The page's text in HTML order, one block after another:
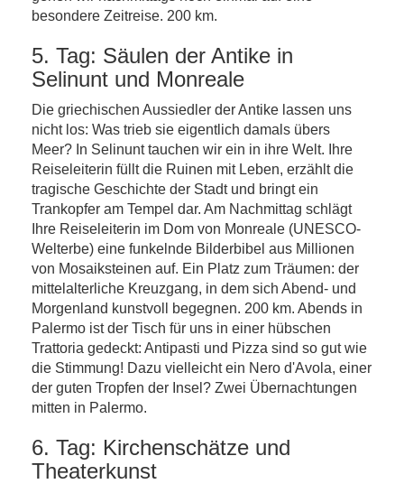
besondere Zeitreise. 200 km.
5. Tag: Säulen der Antike in
Selinunt und Monreale
Die griechischen Aussiedler der Antike lassen uns
nicht los: Was trieb sie eigentlich damals übers
Meer? In Selinunt tauchen wir ein in ihre Welt. Ihre
Reiseleiterin füllt die Ruinen mit Leben, erzählt die
tragische Geschichte der Stadt und bringt ein
Trankopfer am Tempel dar. Am Nachmittag schlägt
Ihre Reiseleiterin im Dom von Monreale (UNESCO-
Welterbe) eine funkelnde Bilderbibel aus Millionen
von Mosaiksteinen auf. Ein Platz zum Träumen: der
mittelalterliche Kreuzgang, in dem sich Abend- und
Morgenland kunstvoll begegnen. 200 km. Abends in
Palermo ist der Tisch für uns in einer hübschen
Trattoria gedeckt: Antipasti und Pizza sind so gut wie
die Stimmung! Dazu vielleicht ein Nero d'Avola, einer
der guten Tropfen der Insel? Zwei Übernachtungen
mitten in Palermo.
6. Tag: Kirchenschätze und
Theaterkunst